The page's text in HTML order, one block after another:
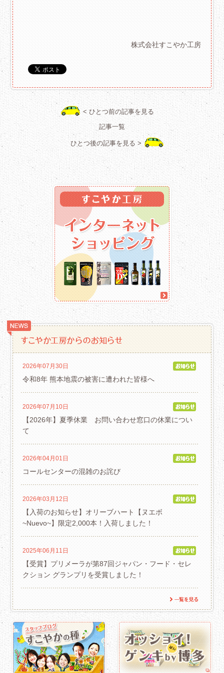
株式会社すこやか工房
< ひとつ前の記事を見る
記事一覧
ひとつ後の記事を見る >
2026年07月30日
令和8年 熊本地震の被害に遭われた皆様へ
2026年07月10日
【2026年】夏季休業 お問い合わせ窓口の休業につい
て
2026年04月01日
コールセンターの混雑のお詫び
2026年03月12日
【入荷のお知らせ】オリーブハート【ヌエボ
~Nuevo~】限定2,000本！入荷しました！
2025年06月11日
【受賞】プリメーラが第87回ジャパン・フード・セレ
クション グランプリを受賞しました！